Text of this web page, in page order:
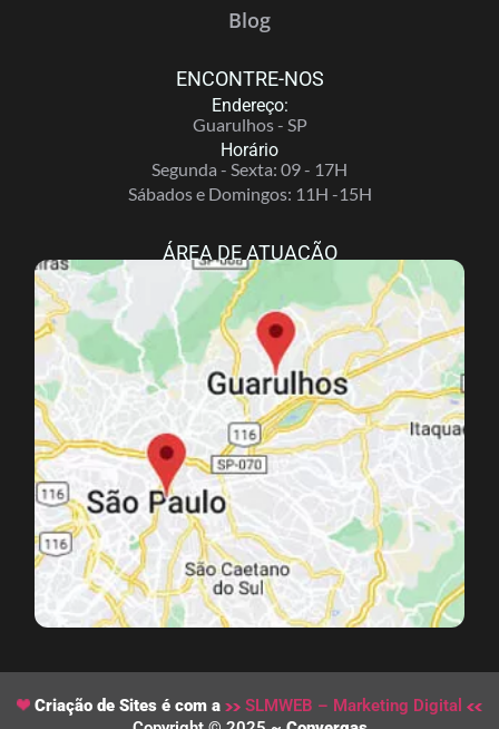
Blog
ENCONTRE-NOS
Endereço:
Guarulhos - SP
Horário
Segunda - Sexta: 09 - 17H
Sábados e Domingos: 11H -15H
ÁREA DE ATUAÇÃO
Criação de Sites é com a
SLMWEB – Marketing Digital